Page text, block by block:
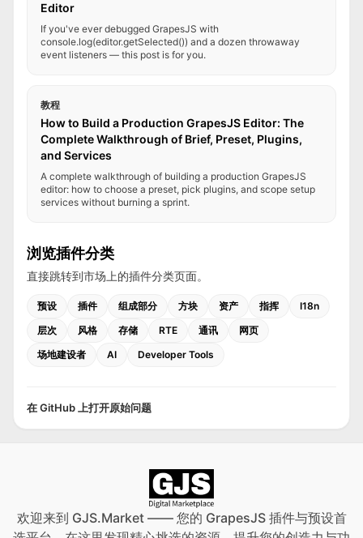
Editor
If you've ever debugged GrapesJS with
console.log(editor.getSelected()) and a dozen throwaway
event listeners — this post is for you.
教程
How to Build a Production GrapesJS Editor: The
Complete Walkthrough of Brief, Preset, Plugins,
and Services
A complete walkthrough of building a production GrapesJS
editor: how to choose a preset, pick plugins, and scope setup
services without burning a sprint.
浏览插件分类
直接跳转到市场上的插件分类页面。
预设 插件 组成部分 方块 资产 指挥
I18n
层次
风格 存储 RTE 通讯
网页
场地建设者
AI Developer Tools
在 GitHub 上打开原始问题
欢迎来到 GJS.Market —— 您的 GrapesJS 插件与预设首